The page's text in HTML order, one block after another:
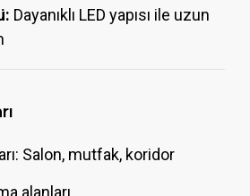
Dayanıklı LED yapısı ile uzun
Salon, mutfak, koridor
alanları